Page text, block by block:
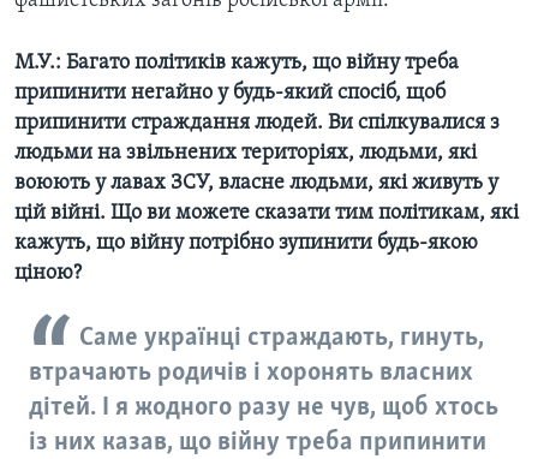
М.У.: Багато політиків кажуть, що війну треба
припинити негайно у будь-який спосіб, щоб
припинити страждання людей. Ви спілкувалися з
людьми на звільнених територіях, людьми, які
воюють у лавах ЗСУ, власне людьми, які живуть у
цій війні. Що ви можете сказати тим політикам, які
кажуть, що війну потрібно зупинити будь-якою
ціною?
Саме українці страждають, гинуть,
втрачають родичів і хоронять власних
дітей. І я жодного разу не чув, щоб хтось
із них казав, що війну треба припинити